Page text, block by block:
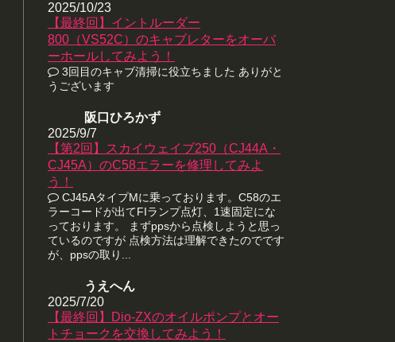
2025/10/23
【最終回】イントルーダー
800（VS52C）のキャブレターをオーバ
ーホールしてみよう！
3回目のキャブ清掃に役立ちました ありがと
うございます
阪口ひろかず
2025/9/7
【第2回】スカイウェイブ250（CJ44A・
CJ45A）のC58エラーを修理してみよ
う！
CJ45AタイプMに乗っております。C58のエ
ラーコードが出てFIランプ点灯、1速固定にな
っております。 まずppsから点検しようと思っ
ているのですが 点検方法は理解できたのでです
が、ppsの取り...
うえへん
2025/7/20
【最終回】Dio-ZXのオイルポンプとオー
トチョークを交換してみよう！